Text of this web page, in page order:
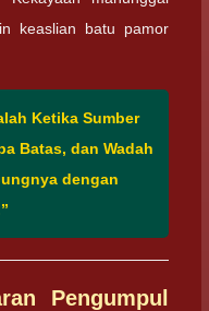
keaslian batu pamor
Ketika Sumber
Batas, dan Wadah
dengan
Pengumpul